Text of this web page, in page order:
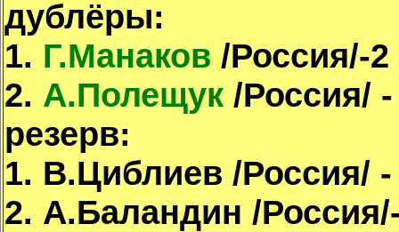
дублёры:
1. Г.Манаков /Россия/-2
2. А.Полещук /Россия/
резерв:
1. В.Циблиев /Россия/ -
2. А.Баландин /